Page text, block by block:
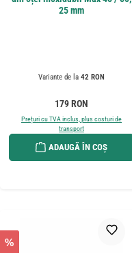
25 mm
Variante de la 42 RON
Preț obișnuit:
179 RON
Prețuri cu TVA inclus, plus costuri de
transport
ADAUGĂ ÎN COȘ
%